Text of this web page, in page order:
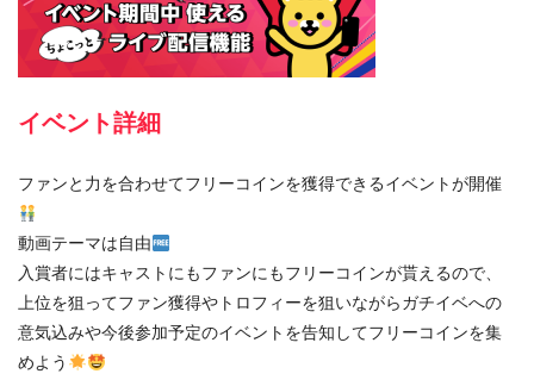
イベント詳細
ファンと力を合わせてフリーコインを獲得できるイベントが開催
動画テーマは自由
入賞者にはキャストにもファンにもフリーコインが貰えるので、
上位を狙ってファン獲得やトロフィーを狙いながらガチイベへの
意気込みや今後参加予定のイベントを告知してフリーコインを集
めよう